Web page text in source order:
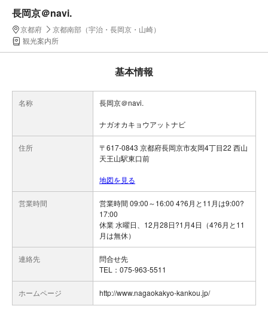
長岡京＠navi.
京都府
京都南部（宇治・長岡京・山崎）
観光案内所
基本情報
名称 長岡京＠navi.
ナガオカキョウアットナビ
住所
〒617-0843 京都府長岡京市友岡4丁目22 西山
天王山駅東口前
地図を見る
営業時間
営業時間 09:00～16:00 4?6月と11月は9:00?
17:00
休業 水曜日、12月28日?1月4日（4?6月と11
月は無休）
連絡先
問合せ先
TEL：075-963-5511
ホームページ http://www.nagaokakyo-kankou.jp/